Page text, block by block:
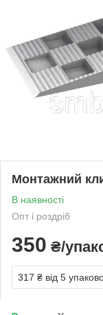
Монтажний
В наявності
Опт і роздріб
350 ₴/
317 ₴ від 5